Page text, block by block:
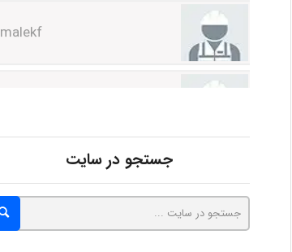
abolfazlkoshehe
جستجو در سایت